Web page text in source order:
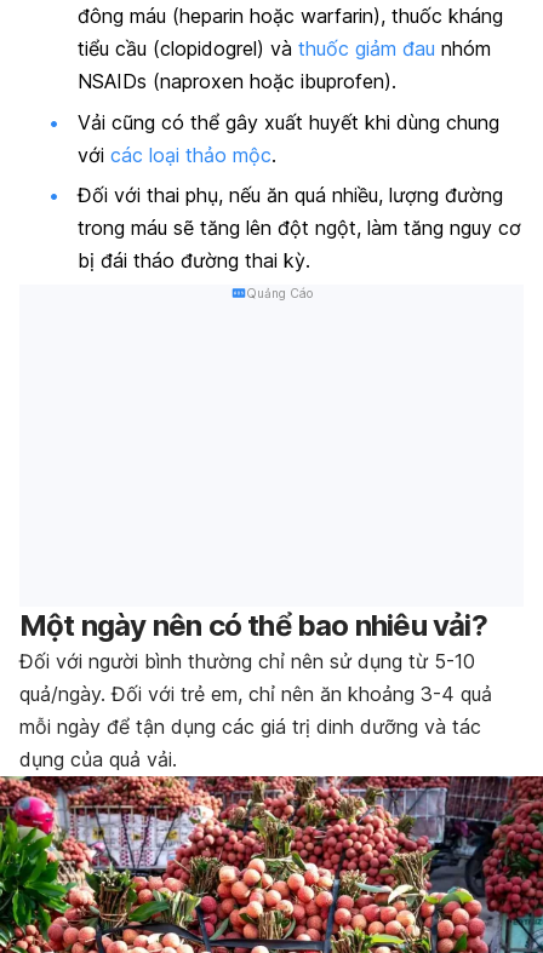
đông máu (heparin hoặc warfarin), thuốc kháng
tiểu cầu (clopidogrel) và thuốc giảm đau nhóm
NSAIDs (naproxen hoặc ibuprofen).
Vải cũng có thể gây xuất huyết khi dùng chung
với các loại thảo mộc.
Đối với thai phụ, nếu ăn quá nhiều, lượng đường
trong máu sẽ tăng lên đột ngột, làm tăng nguy cơ
bị đái tháo đường thai kỳ.
Quảng Cáo
Một ngày nên có thể bao nhiêu vải?
Đối với người bình thường chỉ nên sử dụng từ 5-10
quả/ngày. Đối với trẻ em, chỉ nên ăn khoảng 3-4 quả
mỗi ngày để tận dụng các giá trị dinh dưỡng và tác
dụng của quả vải.